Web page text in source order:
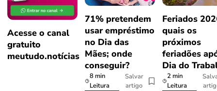
Acesse o canal
gratuito
meutudo.notícias
71% pretendem
usar empréstimo
no Dia das
Mães; onde
conseguir?
8 min
Leitura
Salvar
artigo
Feriados
quais os
próximos
feriadões
Dia do
2 min
Leitura